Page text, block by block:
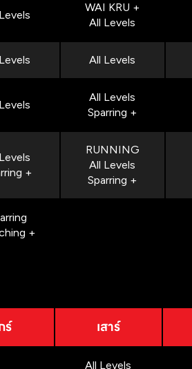
WAI KRU +
All Levels
All Levels
All Levels
Sparring +
+
RUNNING
All Levels
Sparring +
+
ร์ เสาร์
All Levels